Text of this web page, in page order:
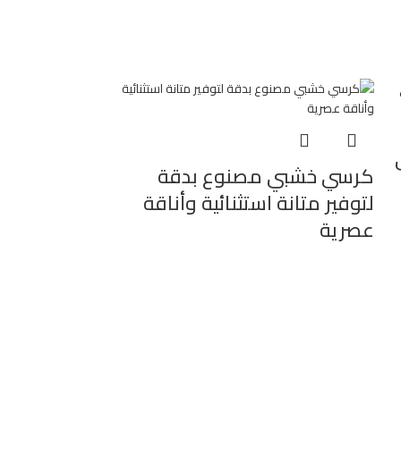
كرسي خشبي مصنوع بدقة
لتوفير متانة استثنائية وأناقة
عصرية